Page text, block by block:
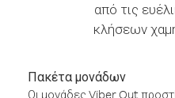
από τις
κλήσεων
Πακέτα μονάδων
Οι μονάδες Viber Out